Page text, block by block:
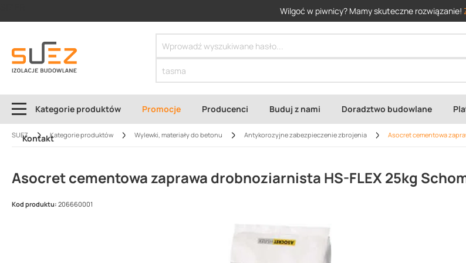
Wilgoć w piwnicy? Mamy skuteczne rozwiązanie!
Kategorie produktów Promocje Producenci Buduj z nami Doradztwo budowlane
Kontakt
SUEZ Kategorie produktów Wylewki, materiały do betonu Antykorozyjne zabezpieczenie zbrojenia Asocret cementowa
Asocret cementowa zaprawa drobnoziarnista HS-FLEX 25kg
Kod produktu: 206660001